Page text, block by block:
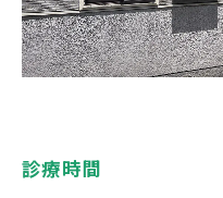
診療時間